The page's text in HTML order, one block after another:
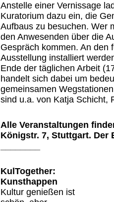
Anstelle einer Vernissage
Kuratorium dazu ein, die
Aufbaus zu besuchen. Wer
den Anwesenden über die
Gespräch kommen. An den
Ausstellung installiert
Ende der täglichen Arbeit
handelt sich dabei um
gemeinsamen
sind u.a. von Katja Schicht,
Alle Veranstaltungen
Königstr. 7, Stuttgart. Der
KulTogether:
Kunsthappen
Kultur genießen ist